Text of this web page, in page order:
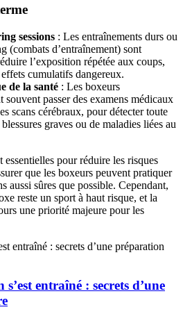
sessions : Les entraînements durs ou
(combats d’entraînement) sont
l’exposition répétée aux coups,
cumulatifs dangereux.
de la santé : Les boxeurs
souvent passer des examens médicaux
scans cérébraux, pour détecter toute
graves ou de maladies liées au
essentielles pour réduire les risques
que les boxeurs peuvent pratiquer
aussi sûres que possible. Cependant,
reste un sport à haut risque, et la
une priorité majeure pour les
entraîné : secrets d’une